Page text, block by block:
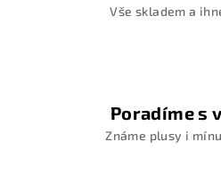
Vše skladem a
Poradíme s
Známe plusy i